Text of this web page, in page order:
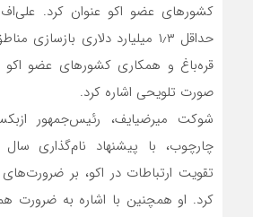
کشورهای عضو اکو عنوان کرد.
حداقل ۱٫۳ میلیارد دلاری
قره‌باغ و همکاری کشورهای عضو اکو
صورت تلویحی اشاره کرد.
شوکت میرضیایف، رئیس‌جمهور
تقویت ارتباطات در اکو، بر
کرد. او همچنین با اشاره به ضرورت